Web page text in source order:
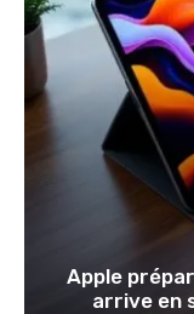
Apple
arrive en